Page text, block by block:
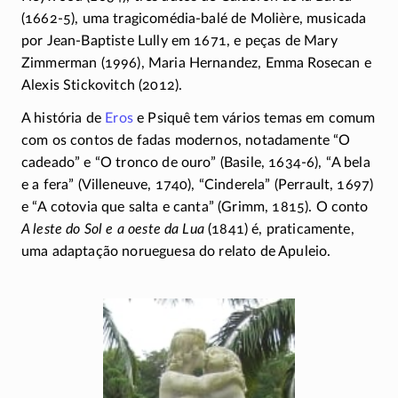
(1662-5), umatragicomédia-baléde Molière, musicada
por Jean-BaptisteLully em 1671, e peças de Mary
Zimmerman (1996), Maria Hernandez, Emma Rosecan e
Alexis Stickovitch (2012).
A história de Erose Psiquê tem vários temas em comum
com os contos de fadas modernos, notadamente “O
cadeado” e “O tronco de ouro” (Basile, 1634-6), “A bela
e a fera” (Villeneuve, 1740), “Cinderela” (Perrault, 1697)
e “A cotovia que salta e canta” (Grimm, 1815). O conto
A leste do Sol e a oeste da Lua(1841) é, praticamente,
uma adaptação norueguesa do relato de Apuleio.